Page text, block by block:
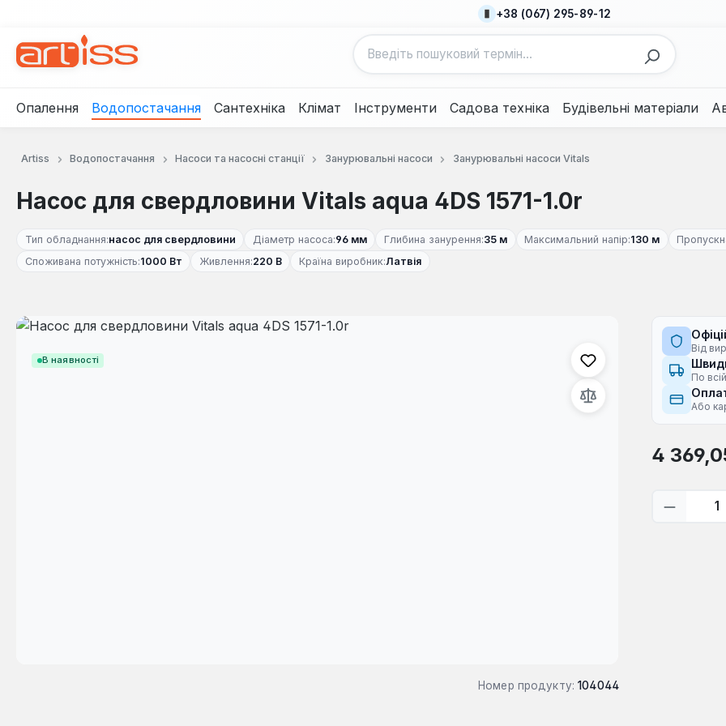
+38 (067) 295-89-12
Опалення Водопостачання Сантехніка Клімат Інструменти Садова техніка Будівельні матеріали
Artiss Водопостачання Насоси та насосні станції Занурювальні насоси Занурювальні насоси Vitals
Насос для свердловини Vitals aqua 4DS 1571-1.0r
Тип обладнання:насос для свердловини Діаметр насоса:96 мм Глибина занурення:35 м Максимальний напір:130 м
Споживана потужність:1000 Вт Живлення:220 В Країна виробник:Латвія
В наявності
Пропустити галерею зображень
Номер продукту: 104044
Від
По
Або
Звичайна
4